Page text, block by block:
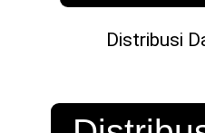
Distribusi